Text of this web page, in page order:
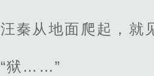
汪秦从地面爬起，就
“狱……”